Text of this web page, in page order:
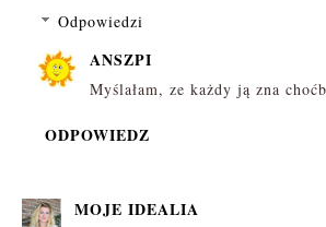
Odpowiedzi
ANSZPI
Myślałam, ze każdy ją zna
ODPOWIEDZ
MOJE IDEALIA